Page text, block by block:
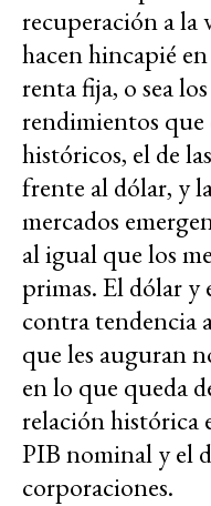
recuperación a la
hacen hincapié
renta fija, o sea
rendimientos
históricos, el de
frente al dólar, y
mercados
al igual que los
primas. El dólar y
contra tendencia
que les auguran
en lo que queda
relación histórica
PIB nominal y el
corporaciones.